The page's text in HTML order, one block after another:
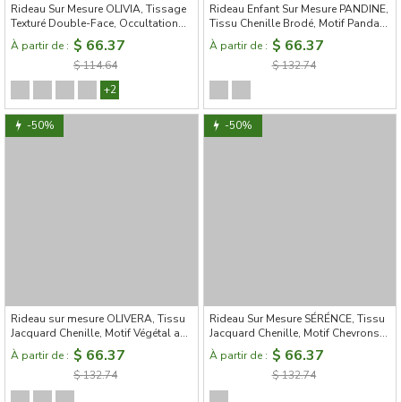
Rideau Sur Mesure OLIVIA, Tissage
Texturé Double-Face, Occultation
Totale
À partir de : $ 66.37
$ 114.64
+2
Rideau Enfant Sur Mesure PANDINE,
Tissu Chenille Brodé, Motif Panda
Ludique
À partir de : $ 66.37
$ 132.74
-50%
Rideau sur mesure OLIVERA, Tissu
Jacquard Chenille, Motif Végétal aux
Baies Subtiles
À partir de : $ 66.37
$ 132.74
-50%
Rideau Sur Mesure SÉRÉNCE, Tissu
Jacquard Chenille, Motif Chevrons
Minimalistes
À partir de : $ 66.37
$ 132.74